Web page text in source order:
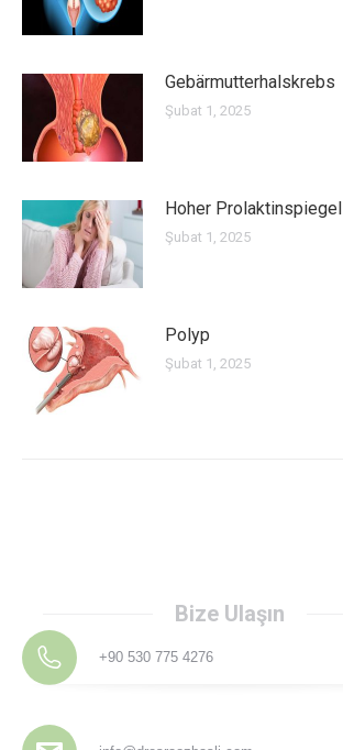
Gebärmutterhalskrebs
Şubat 1, 2025
Hoher Prolaktinspiegel
Şubat 1, 2025
Polyp
Şubat 1, 2025
Bize Ulaşın
+90 530 775 4276